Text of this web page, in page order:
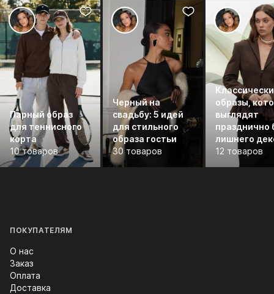
Парный образ
для теннисного
корта
10 товаров
Черный на
свадьбу: 5 идей
для стильного
образа гостьи
30 товаров
образы,
выглядят
празднично
лишнего
12 товаров
ПОКУПАТЕЛЯМ
О нас
Заказ
Оплата
Доставка